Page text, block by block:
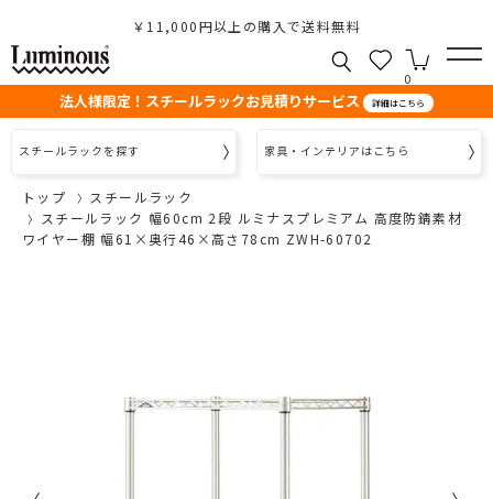
￥11,000円以上の購入で送料無料
0
法人様限定！スチールラックお見積りサービス 詳細はこちら
スチールラックを探す 家具・インテリアはこちら
トップ
スチールラック
スチールラック 幅60cm 2段 ルミナスプレミアム 高度防錆素材
ワイヤー棚 幅61×奥行46×高さ78cm ZWH-60702